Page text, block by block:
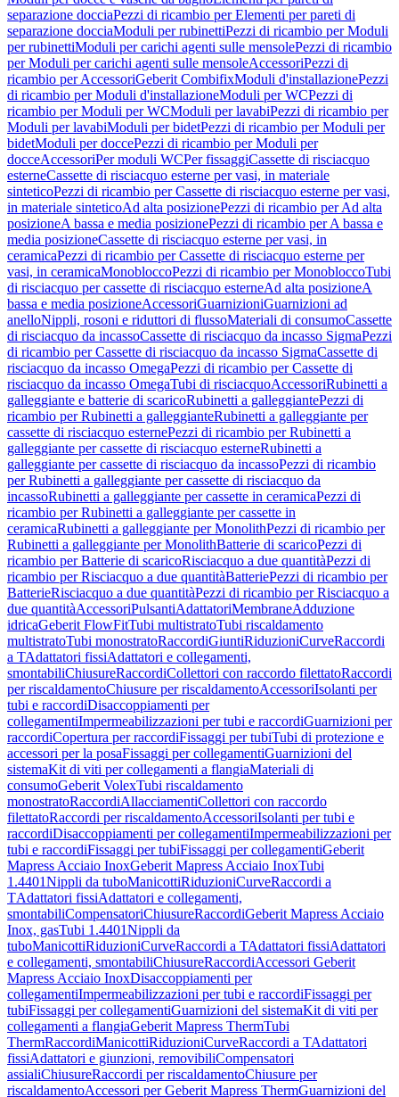
separazione docciaPezzi di ricambio per Elementi per pareti di
separazione docciaModuli per rubinettiPezzi di ricambio per Moduli
per rubinettiModuli per carichi agenti sulle mensolePezzi di ricambio
per Moduli per carichi agenti sulle mensoleAccessoriPezzi di
ricambio per AccessoriGeberit CombifixModuli d'installazionePezzi
di ricambio per Moduli d'installazioneModuli per WCPezzi di
ricambio per Moduli per WCModuli per lavabiPezzi di ricambio per
Moduli per lavabiModuli per bidetPezzi di ricambio per Moduli per
bidetModuli per doccePezzi di ricambio per Moduli per
docceAccessoriPer moduli WCPer fissaggiCassette di risciacquo
esterneCassette di risciacquo esterne per vasi, in materiale
sinteticoPezzi di ricambio per Cassette di risciacquo esterne per vasi,
in materiale sinteticoAd alta posizionePezzi di ricambio per Ad alta
posizioneA bassa e media posizionePezzi di ricambio per A bassa e
media posizioneCassette di risciacquo esterne per vasi, in
ceramicaPezzi di ricambio per Cassette di risciacquo esterne per
vasi, in ceramicaMonobloccoPezzi di ricambio per MonobloccoTubi
di risciacquo per cassette di risciacquo esterneAd alta posizioneA
bassa e media posizioneAccessoriGuarnizioniGuarnizioni ad
anelloNippli, rosoni e riduttori di flussoMateriali di consumoCassette
di risciacquo da incassoCassette di risciacquo da incasso SigmaPezzi
di ricambio per Cassette di risciacquo da incasso SigmaCassette di
risciacquo da incasso OmegaPezzi di ricambio per Cassette di
risciacquo da incasso OmegaTubi di risciacquoAccessoriRubinetti a
galleggiante e batterie di scaricoRubinetti a galleggiantePezzi di
ricambio per Rubinetti a galleggianteRubinetti a galleggiante per
cassette di risciacquo esternePezzi di ricambio per Rubinetti a
galleggiante per cassette di risciacquo esterneRubinetti a
galleggiante per cassette di risciacquo da incassoPezzi di ricambio
per Rubinetti a galleggiante per cassette di risciacquo da
incassoRubinetti a galleggiante per cassette in ceramicaPezzi di
ricambio per Rubinetti a galleggiante per cassette in
ceramicaRubinetti a galleggiante per MonolithPezzi di ricambio per
Rubinetti a galleggiante per MonolithBatterie di scaricoPezzi di
ricambio per Batterie di scaricoRisciacquo a due quantitàPezzi di
ricambio per Risciacquo a due quantitàBatteriePezzi di ricambio per
BatterieRisciacquo a due quantitàPezzi di ricambio per Risciacquo a
due quantitàAccessoriPulsantiAdattatoriMembraneAdduzione
idricaGeberit FlowFitTubi multistratoTubi riscaldamento
multistratoTubi monostratoRaccordiGiuntiRiduzioniCurveRaccordi
a TAdattatori fissiAdattatori e collegamenti,
smontabiliChiusureRaccordiCollettori con raccordo filettatoRaccordi
per riscaldamentoChiusure per riscaldamentoAccessoriIsolanti per
tubi e raccordiDisaccoppiamenti per
collegamentiImpermeabilizzazioni per tubi e raccordiGuarnizioni per
raccordiCopertura per raccordiFissaggi per tubiTubi di protezione e
accessori per la posaFissaggi per collegamentiGuarnizioni del
sistemaKit di viti per collegamenti a flangiaMateriali di
consumoGeberit VolexTubi riscaldamento
monostratoRaccordiAllacciamentiCollettori con raccordo
filettatoRaccordi per riscaldamentoAccessoriIsolanti per tubi e
raccordiDisaccoppiamenti per collegamentiImpermeabilizzazioni per
tubi e raccordiFissaggi per tubiFissaggi per collegamentiGeberit
Mapress Acciaio InoxGeberit Mapress Acciaio InoxTubi
1.4401Nippli da tuboManicottiRiduzioniCurveRaccordi a
TAdattatori fissiAdattatori e collegamenti,
smontabiliCompensatoriChiusureRaccordiGeberit Mapress Acciaio
Inox, gasTubi 1.4401Nippli da
tuboManicottiRiduzioniCurveRaccordi a TAdattatori fissiAdattatori
e collegamenti, smontabiliChiusureRaccordiAccessori Geberit
Mapress Acciaio InoxDisaccoppiamenti per
collegamentiImpermeabilizzazioni per tubi e raccordiFissaggi per
tubiFissaggi per collegamentiGuarnizioni del sistemaKit di viti per
collegamenti a flangiaGeberit Mapress ThermTubi
ThermRaccordiManicottiRiduzioniCurveRaccordi a TAdattatori
fissiAdattatori e giunzioni, removibiliCompensatori
assialiChiusureRaccordi per riscaldamentoChiusure per
riscaldamentoAccessori per Geberit Mapress ThermGuarnizioni del